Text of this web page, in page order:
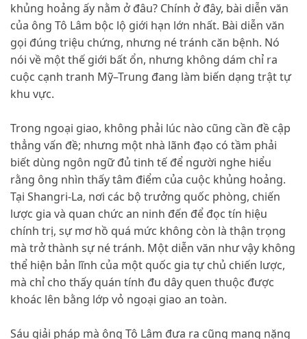
khủng hoảng ấy nằm ở đâu? Chính ở đây, bài diễn văn
của ông Tô Lâm bộc lộ giới hạn lớn nhất. Bài diễn văn
gọi đúng triệu chứng, nhưng né tránh căn bệnh. Nó
nói về một thế giới bất ổn, nhưng không dám chỉ ra
cuộc cạnh tranh Mỹ–Trung đang làm biến dạng trật tự
khu vực.
Trong ngoại giao, không phải lúc nào cũng cần đề cập
thẳng vấn đề; nhưng một nhà lãnh đạo có tầm phải
biết dùng ngôn ngữ đủ tinh tế để người nghe hiểu
rằng ông nhìn thấy tâm điểm của cuộc khủng hoảng.
Tại Shangri-La, nơi các bộ trưởng quốc phòng, chiến
lược gia và quan chức an ninh đến để đọc tín hiệu
chính trị, sự mơ hồ quá mức không còn là thận trọng
mà trở thành sự né tránh. Một diễn văn như vậy không
thể hiện bản lĩnh của một quốc gia tự chủ chiến lược,
mà chỉ cho thấy quán tính đu dây quen thuộc được
khoác lên bằng lớp vỏ ngoại giao an toàn.
Sáu giải pháp mà ông Tô Lâm đưa ra cũng mang nặng